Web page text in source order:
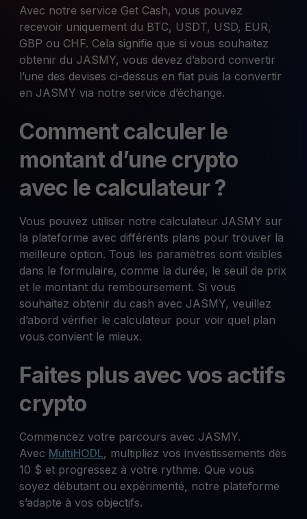
Avec notre service Get Cash, vous pouvez
recevoir uniquement du BTC, USDT, USD, EUR,
GBP ou CHF. Cela signifie que si vous souhaitez
obtenir du JASMY, vous devez d’abord convertir
l’une des devises ci-dessus en fiat puis la convertir
en JASMY via notre service d’échange.
Comment calculer le
montant d’une crypto
avec le calculateur ?
Vous pouvez utiliser notre calculateur JASMY sur
la plateforme avec différents plans pour trouver la
meilleure option. Tous les paramètres sont visibles
dans le formulaire, comme la durée, le seuil de prix
et le montant du remboursement. Si vous
souhaitez obtenir du cash avec JASMY, veuillez
d’abord vérifier le calculateur pour voir quel plan
vous convient le mieux.
Faites plus avec vos actifs
crypto
Commencez votre parcours avec JASMY.
Avec MultiHODL, multipliez vos investissements dès
10 $ et progressez à votre rythme. Que vous
soyez débutant ou expérimenté, notre plateforme
s’adapte à vos objectifs.